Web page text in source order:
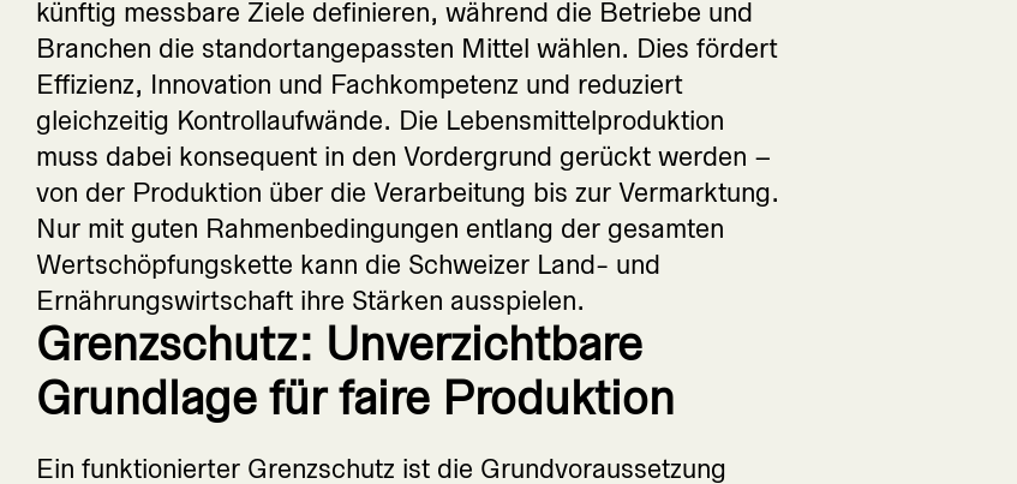
künftig messbare Ziele definieren, während die Betriebe und
Branchen die standortangepassten Mittel wählen. Dies fördert
Effizienz, Innovation und Fachkompetenz und reduziert
gleichzeitig Kontrollaufwände. Die Lebensmittelproduktion
muss dabei konsequent in den Vordergrund gerückt werden –
von der Produktion über die Verarbeitung bis zur Vermarktung.
Nur mit guten Rahmenbedingungen entlang der gesamten
Wertschöpfungskette kann die Schweizer Land- und
Ernährungswirtschaft ihre Stärken ausspielen.
Grenzschutz: Unverzichtbare
Grundlage für faire Produktion
Ein funktionierter Grenzschutz ist die Grundvoraussetzung